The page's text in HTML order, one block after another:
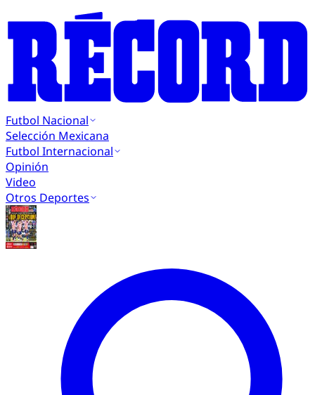
Futbol Nacional
Selección Mexicana
Futbol Internacional
Opinión
Video
Otros Deportes